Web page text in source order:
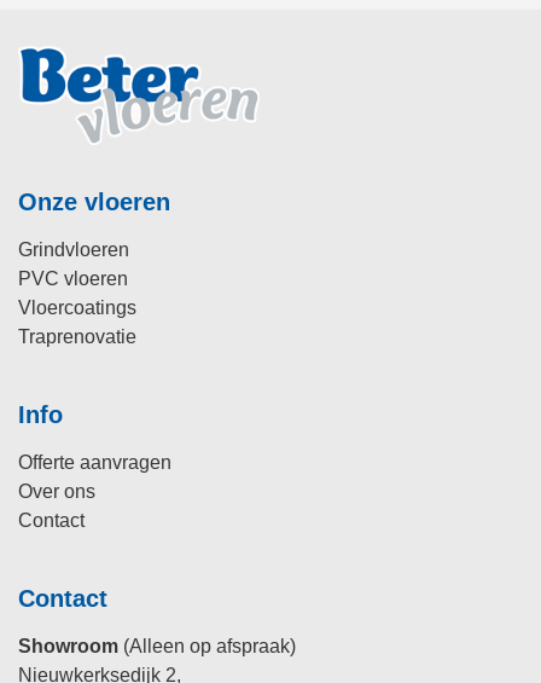
Onze vloeren
Grindvloeren
PVC vloeren
Vloercoatings
Traprenovatie
Info
Offerte aanvragen
Over ons
Contact
Contact
Showroom (Alleen op afspraak)
Nieuwkerksedijk 2,